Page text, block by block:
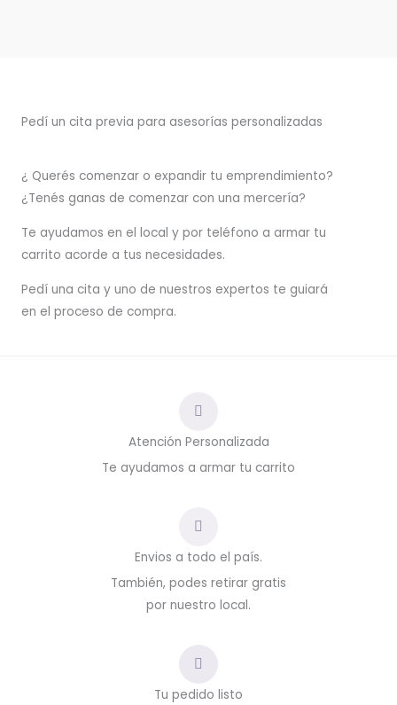
Pedí un cita previa para asesorías personalizadas
¿ Querés comenzar o expandir tu emprendimiento?
¿Tenés ganas de comenzar con una mercería?
Te ayudamos en el local y por teléfono a armar tu
carrito acorde a tus necesidades.
Pedí una cita y uno de nuestros expertos te guiará
en el proceso de compra.
Atención Personalizada
Te ayudamos a armar tu carrito
Envios a todo el país.
También, podes retirar gratis
por nuestro local.
Tu pedido listo